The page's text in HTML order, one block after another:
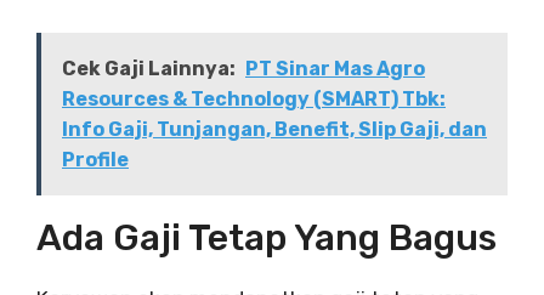
Cek Gaji Lainnya:
PT Sinar Mas Agro
Resources & Technology (SMART) Tbk:
Info Gaji, Tunjangan, Benefit, Slip Gaji, dan
Profile
Ada Gaji Tetap Yang Bagus